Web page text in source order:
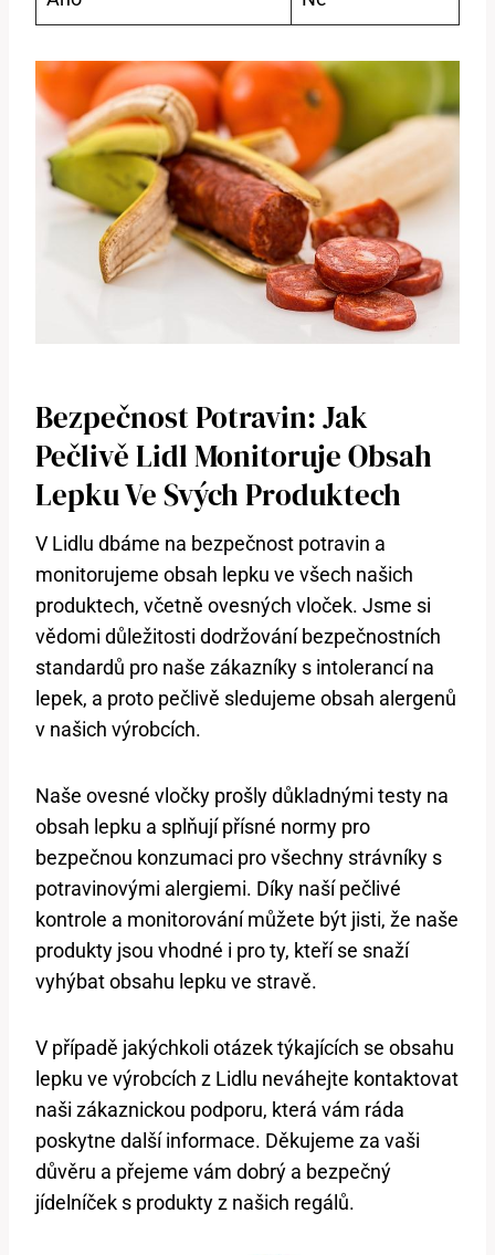
Bezpečnost Potravin: Jak
Pečlivě Lidl Monitoruje Obsah
Lepku Ve Svých Produktech
V Lidlu dbáme na bezpečnost potravin a
monitorujeme obsah lepku ve všech našich
produktech, včetně ovesných vloček. Jsme si
vědomi důležitosti dodržování bezpečnostních
standardů pro naše zákazníky s intolerancí na
lepek, a proto pečlivě sledujeme obsah alergenů
v našich výrobcích.
Naše ovesné vločky prošly důkladnými testy na
obsah lepku a splňují přísné normy pro
bezpečnou konzumaci pro všechny strávníky s
potravinovými alergiemi. Díky naší pečlivé
kontrole a monitorování můžete být jisti, že naše
produkty jsou vhodné i pro ty, kteří se snaží
vyhýbat obsahu lepku ve stravě.
V případě jakýchkoli otázek týkajících se obsahu
lepku ve výrobcích z Lidlu neváhejte kontaktovat
naši zákaznickou podporu, která vám ráda
poskytne další informace. Děkujeme za vaši
důvěru a přejeme vám dobrý a bezpečný
jídelníček s produkty z našich regálů.